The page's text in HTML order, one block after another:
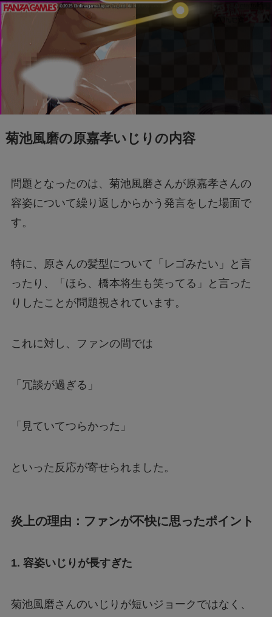
菊池風磨の原嘉孝いじりの内容
問題となったのは、菊池風磨さんが原嘉孝さんの
容姿について繰り返しからかう発言をした場面で
す。
特に、原さんの髪型について「レゴみたい」と言
ったり、「ほら、橋本将生も笑ってる」と言った
りしたことが問題視されています。
これに対し、ファンの間では
「冗談が過ぎる」
「見ていてつらかった」
といった反応が寄せられました。
炎上の理由：ファンが不快に思ったポイント
1. 容姿いじりが長すぎた
菊池風磨さんのいじりが短いジョークではなく、